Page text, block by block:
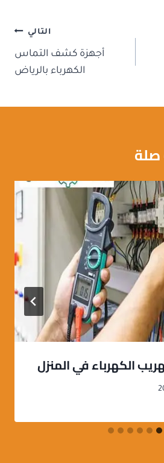
التالي
أجهزة كشف التماس
الكهرباء بالرياض
الكهرباء في المنزل